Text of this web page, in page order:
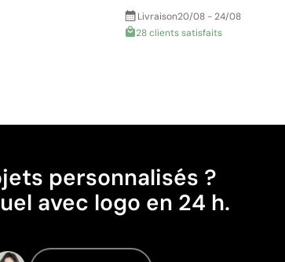
Livraison20/08 - 24/08
28 clients satisfaits
personnalisés ?
avec logo en 24 h.